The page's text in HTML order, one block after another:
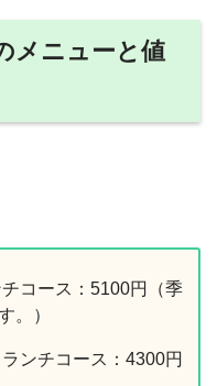
メニューと値
コース：5100円（季
。）
ンチコース：4300円